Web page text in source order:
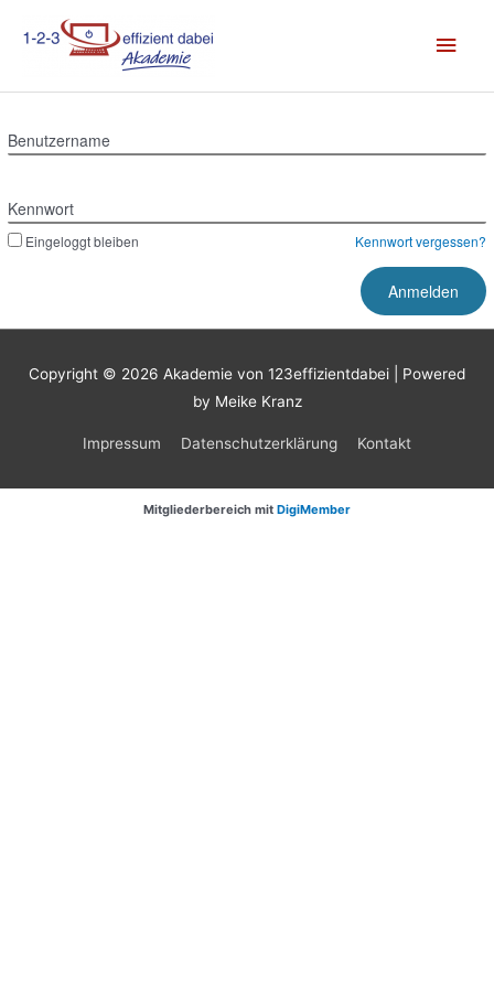
Inhalt
Benutzername
Kennwort
Eingeloggt bleiben Kennwort vergessen?
Copyright © 2026 Akademie von 123effizientdabei | Powered
by Meike Kranz
Impressum Datenschutzerklärung Kontakt
Mitgliederbereich mit DigiMember